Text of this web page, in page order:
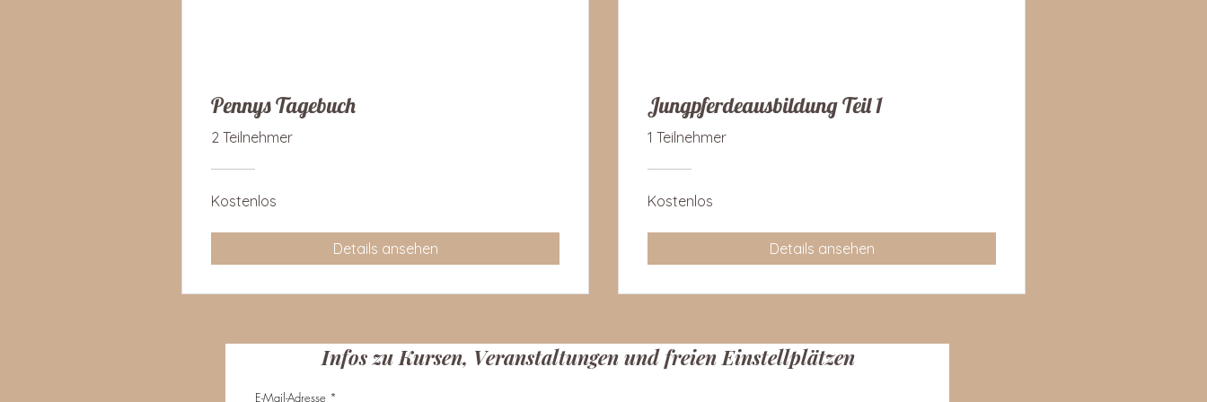
Pennys Tagebuch
2 Teilnehmer
Kostenlos
Details ansehen
Jungpferdeausbildung Teil 1
1 Teilnehmer
Kostenlos
Details ansehen
Infos zu Kursen, Veranstaltungen und freien Einstellplätzen
E-Mail-Adresse